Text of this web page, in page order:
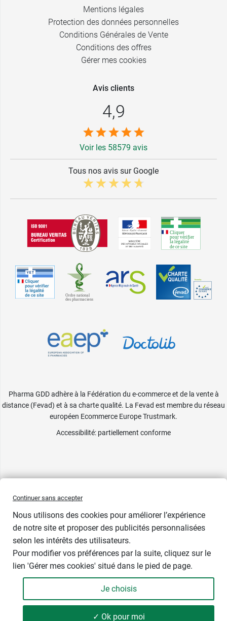
- +
Mentions légales
Protection des données personnelles
Conditions Générales de Vente
Conditions des offres
Gérer mes cookies
Avis clients
4,9
Voir les 58579 avis
Tous nos avis sur Google
Pharma GDD adhère à la Fédération du e-commerce et de la vente à
distance (Fevad) et à sa charte qualité. La Fevad est membre du réseau
européen Ecommerce Europe Trustmark.
Accessibilité: partiellement conforme
Continuer sans accepter
Nous utilisons des cookies pour améliorer l’expérience
de notre site et proposer des publicités personnalisées
selon les intérêts des utilisateurs.
Pour modifier vos préférences par la suite, cliquez sur le
lien 'Gérer mes cookies' situé dans le pied de page.
Je choisis
✓ Ok pour moi